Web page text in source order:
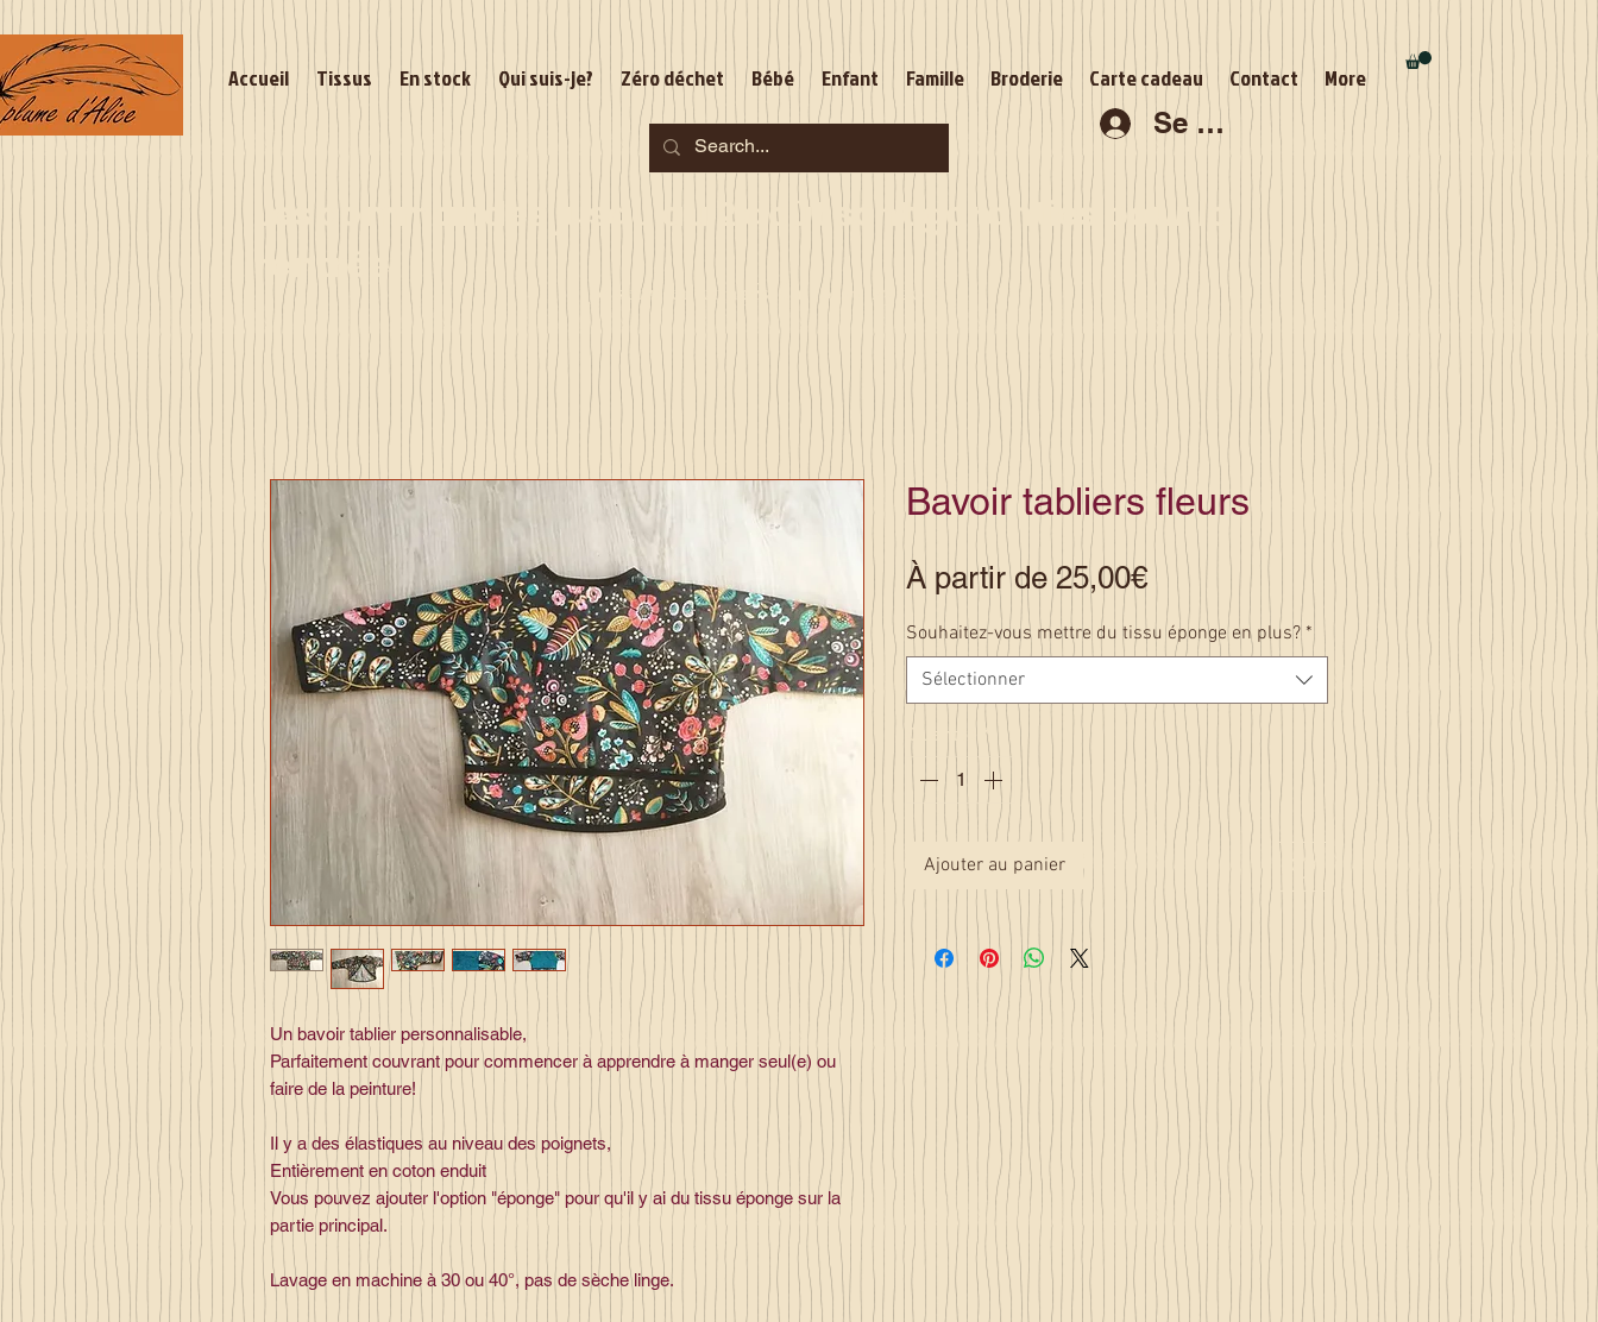
Accueil Tissus En stock Qui suis-je? Zéro déchet Bébé Enfant Famille Broderie Carte cadeau Contact More
Se connecter
Les commandes jusqu'au 2 août sont garanties pour la
rentrée
Je serai en congés du 10 au 23 août
Un bavoir tablier personnalisable,
Parfaitement couvrant pour commencer à apprendre à manger seul(e) ou
faire de la peinture!
Il y a des élastiques au niveau des poignets,
Entièrement en coton enduit
Vous pouvez ajouter l'option "éponge" pour qu'il y ai du tissu éponge sur la
partie principal.
Lavage en machine à 30 ou 40°, pas de sèche linge.
Bavoir tabliers fleurs
À partir de 25,00€Prix
promotionnel
Souhaitez-vous mettre du tissu éponge en plus? *
Sélectionner
Quantité *
Ajouter au panier